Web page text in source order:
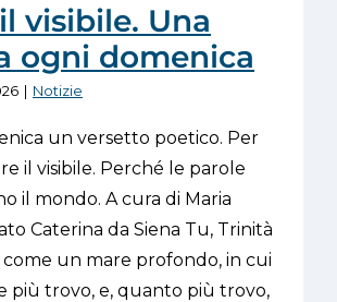
visibile. Una
ogni domenica
| Notizie
un versetto poetico. Per
il visibile. Perché le parole
il mondo. A cura di Maria
Caterina da Siena Tu, Trinità
come un mare profondo, in cui
più trovo, e, quanto più trovo,